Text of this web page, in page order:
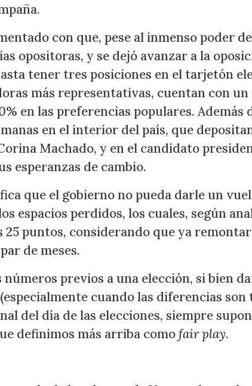
con que, pese al inmenso poder
opositoras, y se dejó avanzar a la
tener tres posiciones en el tarjetón
más representativas, cuentan con
en las preferencias populares. Además
en el interior del país, que
Machado, y en el candidato
esperanzas de cambio.
que el gobierno no pueda darle un
espacios perdidos, los cuales, según
puntos, considerando que ya
de meses.
números previos a una elección, si bien
cuando las diferencias son
del día de las elecciones, siempre
definimos más arriba comofair play.